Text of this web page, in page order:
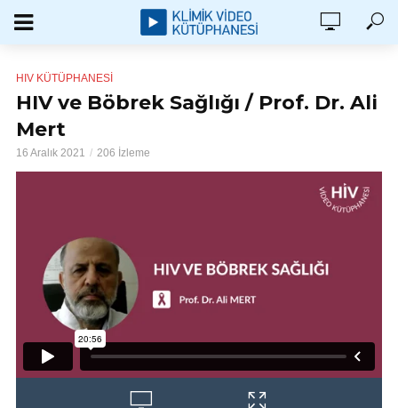
HIV KÜTÜPHANESI
HIV ve Böbrek Sağlığı / Prof. Dr. Ali
Mert
16 Aralık 2021 206 İzleme